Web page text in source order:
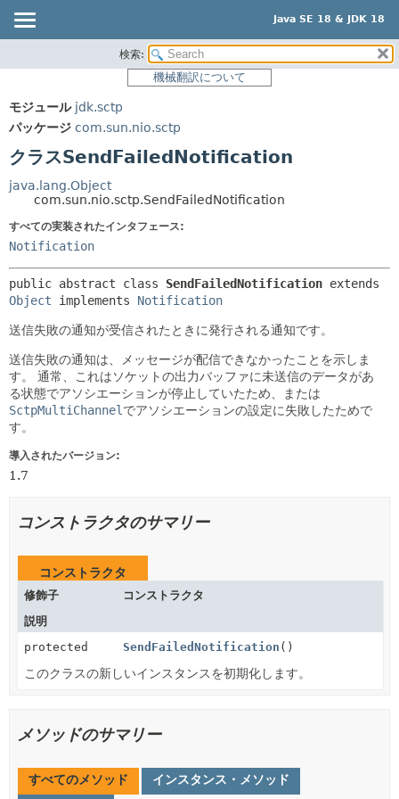
Java SE 18 & JDK 18
パッケージ
使用
ツリー
プレビュー
新規
非推奨
索引
ヘルプ
サマリー:
ネスト済
メソッド
詳細:
メソッド
検索:
機械翻訳について
モジュール jdk.sctp
パッケージ com.sun.nio.sctp
クラスSendFailedNotification
java.lang.Object
com.sun.nio.sctp.SendFailedNotification
すべての実装されたインタフェース:
Notification
public abstract class SendFailedNotification
Object implements Notification
送信失敗の通知が受信されたときに発行される通知です。
送信失敗の通知は、メッセージが配信できなかったことを示しま
す。
通常、これはソケットの出力バッファに未送信のデータがあ
る状態でアソシエーションが停止していたため、または
SctpMultiChannel でアソシエーションの設定に失敗したためで
す。
導入されたバージョン:
1.7
コンストラクタのサマリー
コンストラクタ
修飾子
コンストラクタ
説明
protected
SendFailedNotification ()
このクラスの新しいインスタンスを初期化します。
メソッドのサマリー
すべてのメソッド
インスタンス・メソッド